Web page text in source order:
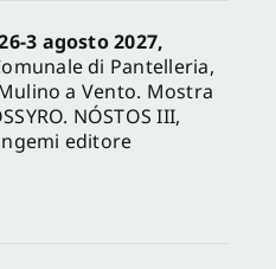
3 agosto 2027,
di Pantelleria,
a Vento. Mostra
NÓSTOS III,
editore